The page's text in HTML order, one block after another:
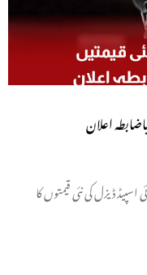
اعلان
ڈیزل کی نئی قیمتوں کا